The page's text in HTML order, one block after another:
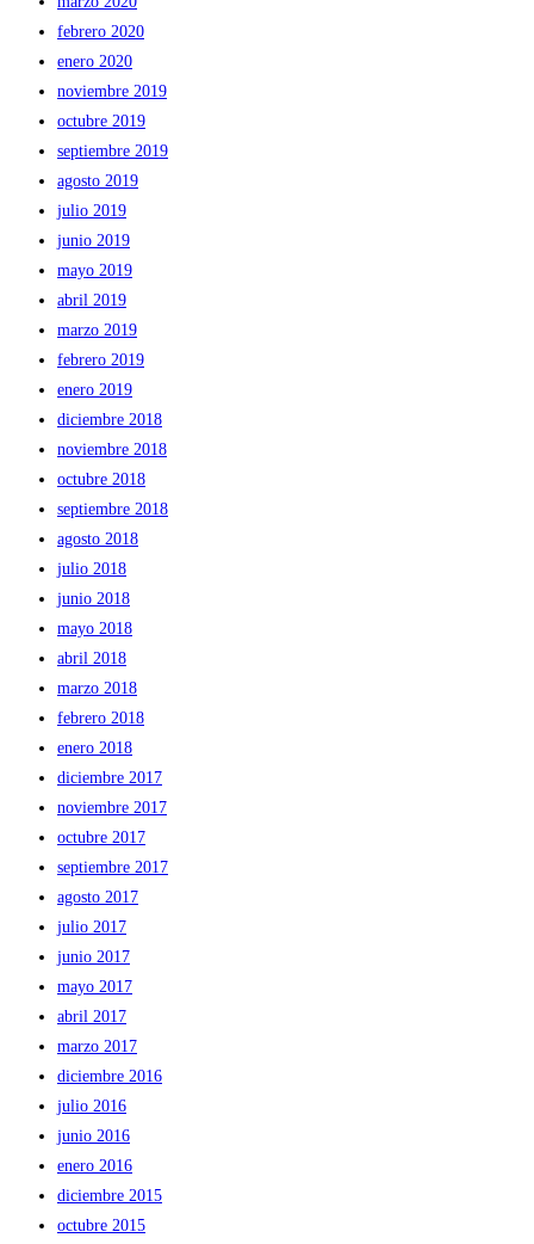
febrero 2020
enero 2020
noviembre 2019
octubre 2019
septiembre 2019
agosto 2019
julio 2019
junio 2019
mayo 2019
abril 2019
marzo 2019
febrero 2019
enero 2019
diciembre 2018
noviembre 2018
octubre 2018
septiembre 2018
agosto 2018
julio 2018
junio 2018
mayo 2018
abril 2018
marzo 2018
febrero 2018
enero 2018
diciembre 2017
noviembre 2017
octubre 2017
septiembre 2017
agosto 2017
julio 2017
junio 2017
mayo 2017
abril 2017
marzo 2017
diciembre 2016
julio 2016
junio 2016
enero 2016
diciembre 2015
octubre 2015